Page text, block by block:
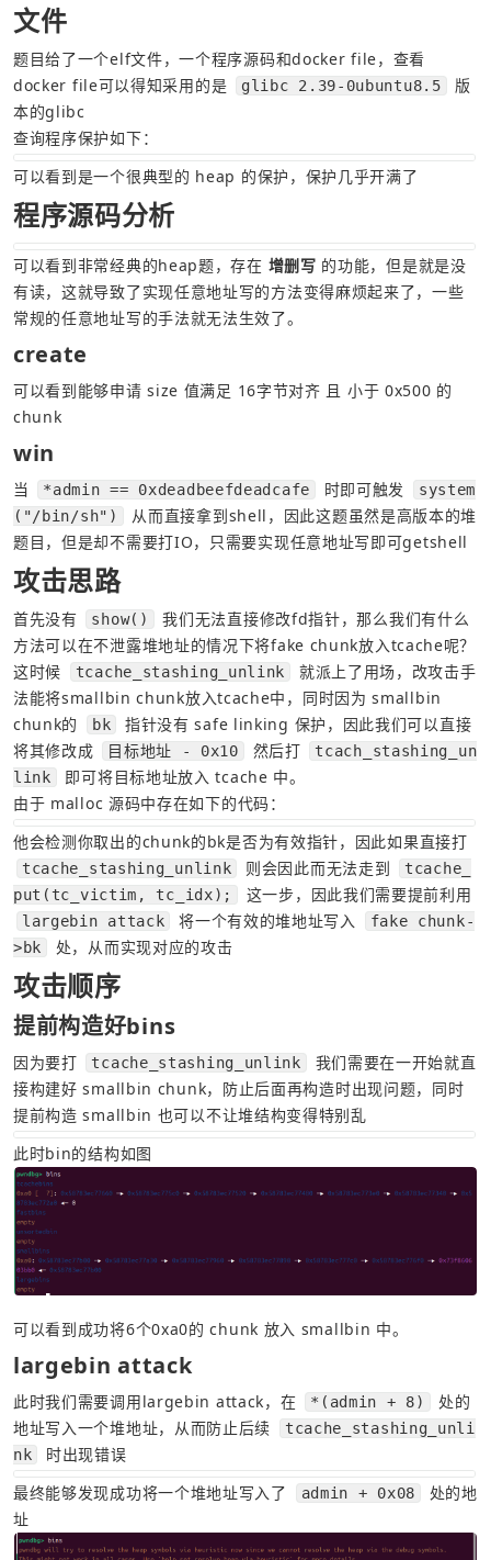
文件
题目给了一个elf文件，一个程序源码和docker file，查看
docker file可以得知采用的是
glibc 2.39-0ubuntu8.5
版
本的glibc
查询程序保护如下：
可以看到是一个很典型的 heap 的保护，保护几乎开满了
程序源码分析
可以看到非常经典的heap题，存在 增删写 的功能，但是就是没
有读，这就导致了实现任意地址写的方法变得麻烦起来了，一些
常规的任意地址写的手法就无法生效了。
create
可以看到能够申请 size 值满足 16字节对齐 且 小于 0x500 的
chunk
win
当 *admin == 0xdeadbeefdeadcafe 时即可触发
system
("/bin/sh")
从而直接拿到shell，因此这题虽然是高版本的堆
题目，但是却不需要打IO，只需要实现任意地址写即可getshell
攻击思路
首先没有 show()
我们无法直接修改fd指针，那么我们有什么
方法可以在不泄露堆地址的情况下将fake chunk放入tcache呢？
这时候
tcache_stashing_unlink
就派上了用场，改攻击手
法能将smallbin chunk放入tcache中，同时因为 smallbin
chunk的
bk
指针没有 safe linking 保护，因此我们可以直接
将其修改成
目标地址 - 0x10 然后打
tcach_stashing_un
link
由于 malloc 源码中存在如下的代码：
他会检测你取出的chunk的bk是否为有效指针，因此如果直接打
tcache_stashing_unlink 则会因此而无法走到
tcache_
put(tc_victim, tc_idx);
这一步，因此我们需要提前利用
largebin attack 将一个有效的堆地址写入
fake chunk-
>bk
处，从而实现对应的攻击
攻击顺序
提前构造好bins
因为要打 tcache_stashing_unlink
我们需要在一开始就直
接构建好 smallbin chunk，防止后面再构造时出现问题，同时
提前构造 smallbin 也可以不让堆结构变得特别乱
可以看到成功将6个0xa0的 chunk 放入 smallbin 中。
largebin attack
此时我们需要调用largebin attack，在 *(admin + 8)
处的
地址写入一个堆地址，从而防止后续
tcache_stashing_unli
nk
时出现错误
最终能够发现成功将一个堆地址写入了
admin + 0x08
处的地
址